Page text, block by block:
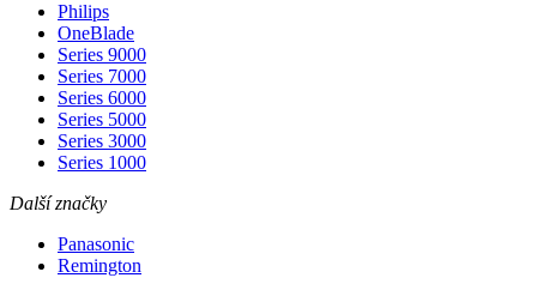
Philips
OneBlade
Series 9000
Series 7000
Series 6000
Series 5000
Series 3000
Series 1000
Další značky
Panasonic
Remington